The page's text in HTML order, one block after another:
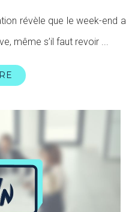
révèle que le week-end a
même s’il faut revoir ...